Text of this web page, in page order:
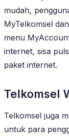
mudah,
MyTelkomsel
menu
internet, sisa
paket internet.
Telkomsel
Telkomsel juga
untuk para